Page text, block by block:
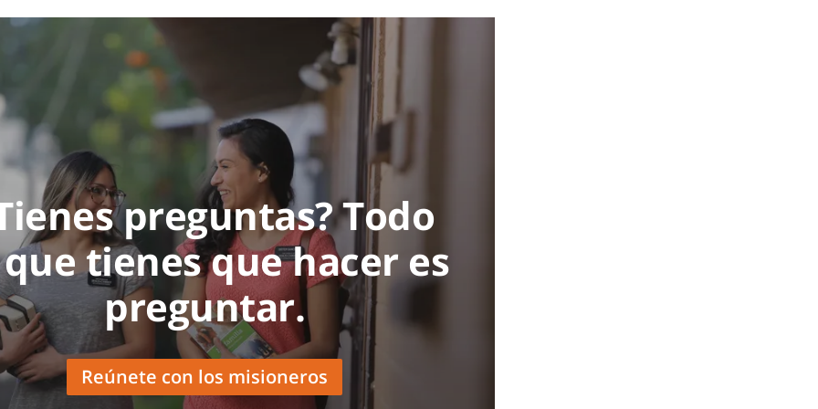
preguntas? Todo
tienes que hacer es
preguntar.
Reúnete con los misioneros